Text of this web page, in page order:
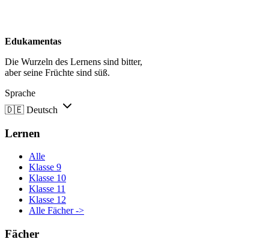
Edukamentas
Die Wurzeln des Lernens sind bitter,
aber seine Früchte sind süß.
Sprache
🇩🇪 Deutsch
Lernen
Alle
Klasse 9
Klasse 10
Klasse 11
Klasse 12
Alle Fächer ->
Fächer